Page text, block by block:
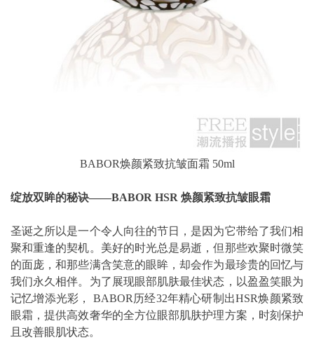
BABOR焕颜紧致抗皱面霜 50ml
绽放双眸的秘诀——BABOR HSR 焕颜紧致抗皱眼霜
圣诞之所以是一个令人向往的节日，是因为它带给了我们相
聚和重逢的契机。美好的时光总是易逝，但那些欢聚时微笑
的面庞，和那些满含笑意的眼眸，却会作为最珍贵的回忆与
我们永久相伴。为了展现眼部肌肤最佳状态，以盈盈笑眼为
记忆增添光彩， BABOR历经32年精心研制出HSR焕颜紧致
眼霜，提供高效奢华的全方位眼部肌肤护理方案，时刻保护
且改善眼肌状态。